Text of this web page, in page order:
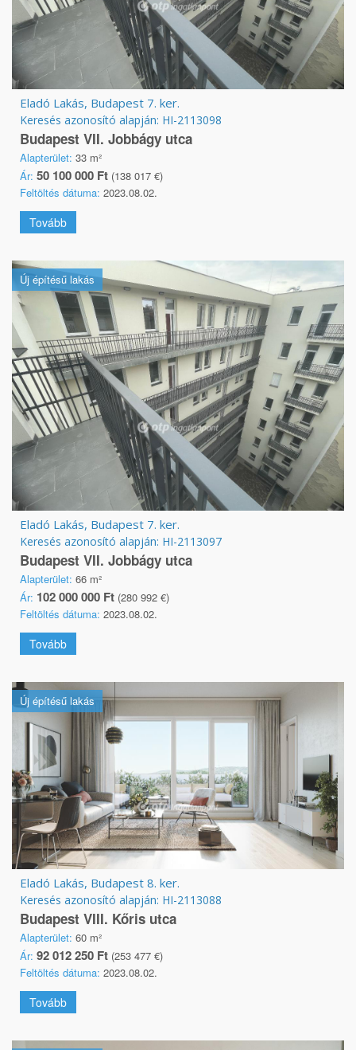
Eladó Lakás, Budapest 7. ker.
Keresés azonosító alapján: HI-2113098
Budapest VII. Jobbágy utca
Alapterület: 33 m²
Ár: 50 100 000 Ft (138 017 €)
Feltöltés dátuma: 2023.08.02.
Tovább
Új építésű lakás
Eladó Lakás, Budapest 7. ker.
Keresés azonosító alapján: HI-2113097
Budapest VII. Jobbágy utca
Alapterület: 66 m²
Ár: 102 000 000 Ft (280 992 €)
Feltöltés dátuma: 2023.08.02.
Tovább
Új építésű lakás
Eladó Lakás, Budapest 8. ker.
Keresés azonosító alapján: HI-2113088
Budapest VIII. Kőris utca
Alapterület: 60 m²
Ár: 92 012 250 Ft (253 477 €)
Feltöltés dátuma: 2023.08.02.
Tovább